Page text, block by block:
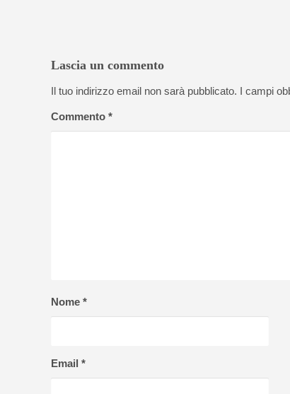
Lascia un commento
Il tuo indirizzo email non sarà pubblicato. I campi
Commento *
Nome *
Email *